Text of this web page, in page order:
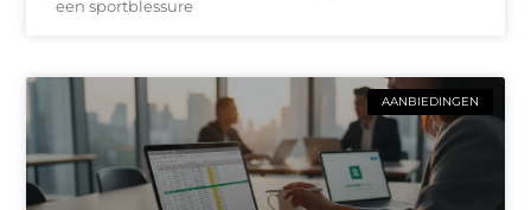
een sportblessure
AANBIEDINGEN